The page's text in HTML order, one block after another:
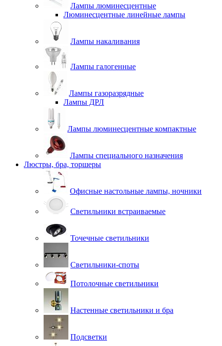
Лампы люминесцентные
Люминесцентные линейные лампы
Лампы накаливания
Лампы галогенные
Лампы газоразрядные
Лампы ДРЛ
Лампы люминесцентные компактные
Лампы специального назначения
Люстры, бра, торшеры
Офисные настольные лампы, ночники
Светильники встраиваемые
Точечные светильники
Светильники-споты
Потолочные светильники
Настенные светильники и бра
Подсветки